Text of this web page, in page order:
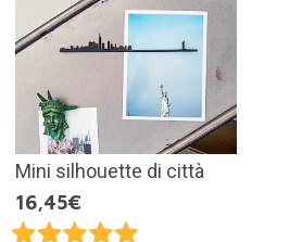
Mini silhouette di città
16,45€